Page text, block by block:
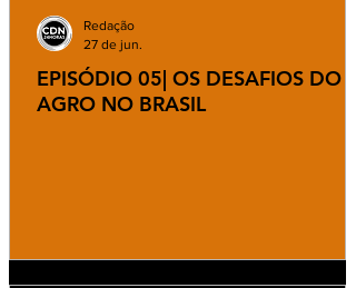
EPISÓDIO 05| OS DESAFIOS DO
AGRO NO BRASIL
Redação
27 de jun.